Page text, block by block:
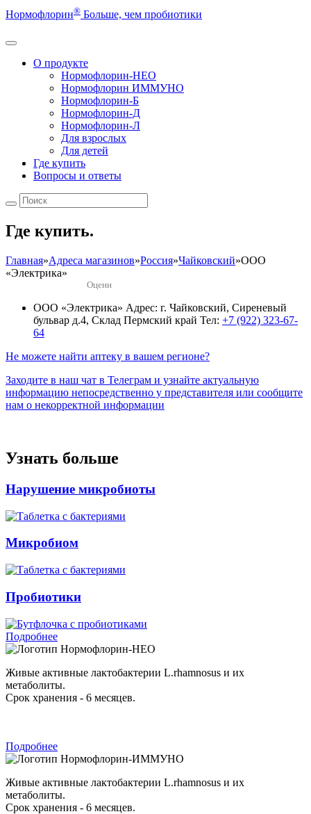
Нормофлорин® Больше, чем пробиотики
О продукте
Нормофлорин-НЕО
Нормофлорин ИММУНО
Нормофлорин-Б
Нормофлорин-Д
Нормофлорин-Л
Для взрослых
Для детей
Где купить
Вопросы и ответы
Где купить.
Главная»Адреса магазинов»Россия»Чайковский»ООО
«Электрика»
Оцени
ООО «Электрика» Адрес: г. Чайковский, Сиреневый
бульвар д.4, Склад Пермский край Тел: +7 (922) 323-67-
64
Не можете найти аптеку в вашем регионе?
Заходите в наш чат в Телеграм и узнайте актуальную
информацию непосредственно у представителя или сообщите
нам о некорректной информации
Узнать больше
Нарушение микробиоты
Микробиом
Пробиотики
Подробнее
Нормофлорин-НЕО
Живые активные лактобактерии L.rhamnosus и их
метаболиты.
Срок хранения - 6 месяцев.
Подробнее
Нормофлорин-ИММУНО
Живые активные лактобактерии L.rhamnosus и их
метаболиты.
Срок хранения - 6 месяцев.